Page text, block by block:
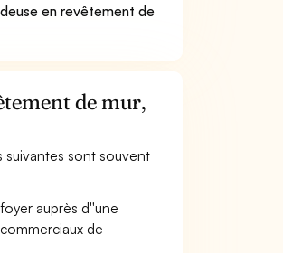
en revêtement de
de mur,
suivantes sont souvent
auprès d''une
de